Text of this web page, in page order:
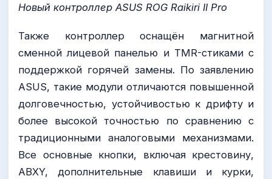
Новый контроллер ASUS ROG Raikiri II Pro
Также контроллер оснащён магнитной
сменной лицевой панелью и TMR-стиками с
поддержкой горячей замены. По заявлению
ASUS, такие модули отличаются повышенной
долговечностью, устойчивостью к дрифту и
более высокой точностью по сравнению с
традиционными аналоговыми механизмами.
Все основные кнопки, включая крестовину,
ABXY, дополнительные клавиши и курки,